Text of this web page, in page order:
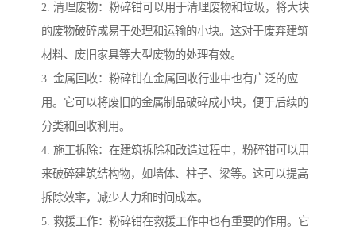
2. 清理废物：粉碎钳可以用于清理废物和垃圾，将大块
的废物破碎成易于处理和运输的小块。这对于废弃建筑
材料、废旧家具等大型废物的处理有效。
3. 金属回收：粉碎钳在金属回收行业中也有广泛的应
用。它可以将废旧的金属制品破碎成小块，便于后续的
分类和回收利用。
4. 施工拆除：在建筑拆除和改造过程中，粉碎钳可以用
来破碎建筑结构物，如墙体、柱子、梁等。这可以提高
拆除效率，减少人力和时间成本。
5. 救援工作：粉碎钳在救援工作中也有重要的作用。它